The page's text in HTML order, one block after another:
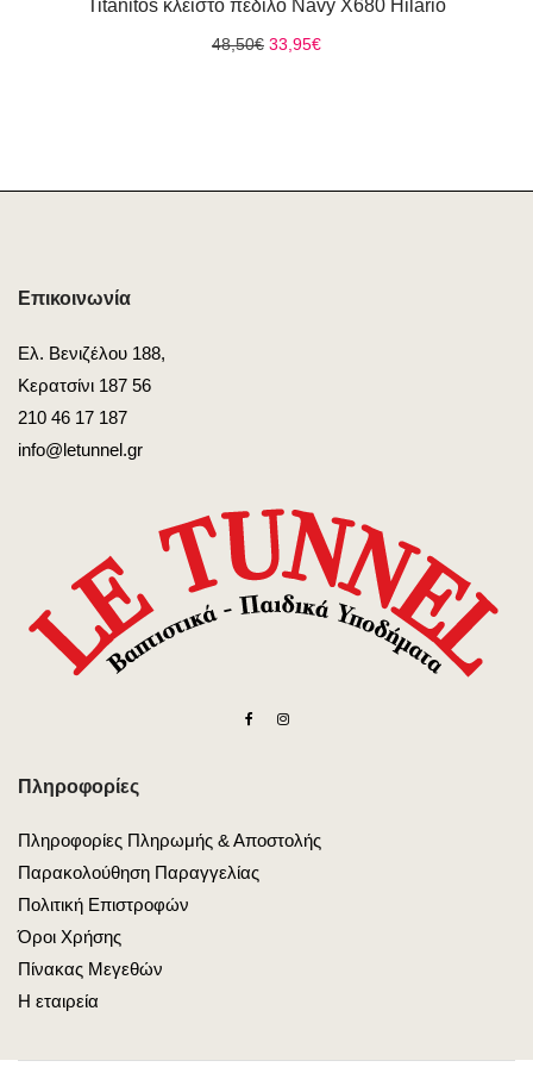
Titanitos κλειστό πέδιλο Navy X680 Hilario
48,50€ Original
33,95€Η
Επικοινωνία
Ελ. Βενιζέλου 188,
Κερατσίνι 187 56
210 46 17 187
info@letunnel.gr
Πληροφορίες
Πληροφορίες Πληρωμής & Αποστολής
Παρακολούθηση Παραγγελίας
Πολιτική Επιστροφών
Όροι Χρήσης
Πίνακας Μεγεθών
Η εταιρεία